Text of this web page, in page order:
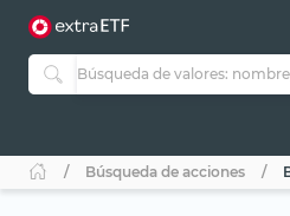
Búsqueda de acciones